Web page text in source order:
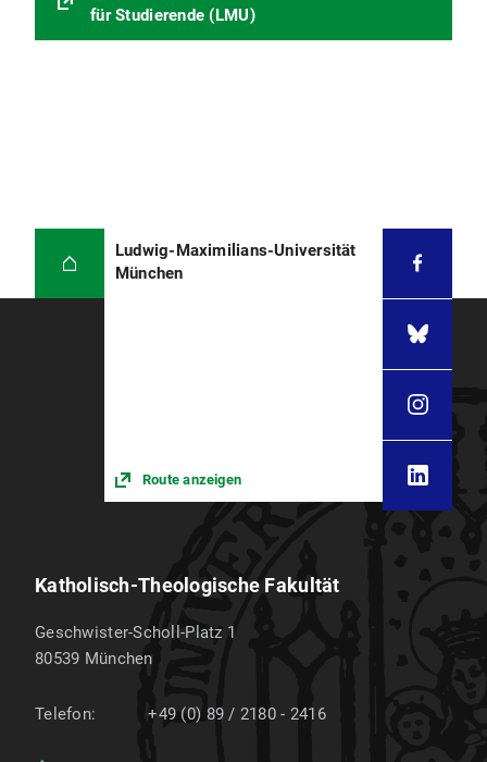
für Studierende (LMU)
Ludwig-Maximilians-Universität
München
Route anzeigen
Katholisch-Theologische Fakultät
Geschwister-Scholl-Platz 1
80539 München
Telefon: +49 (0) 89 / 2180 - 2416